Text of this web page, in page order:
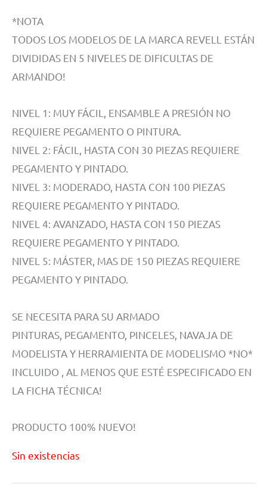
*NOTA
TODOS LOS MODELOS DE LA MARCA REVELL ESTÁN
DIVIDIDAS EN 5 NIVELES DE DIFICULTAS DE
ARMANDO!
NIVEL 1: MUY FÁCIL, ENSAMBLE A PRESIÓN NO
REQUIERE PEGAMENTO O PINTURA.
NIVEL 2: FÁCIL, HASTA CON 30 PIEZAS REQUIERE
PEGAMENTO Y PINTADO.
NIVEL 3: MODERADO, HASTA CON 100 PIEZAS
REQUIERE PEGAMENTO Y PINTADO.
NIVEL 4: AVANZADO, HASTA CON 150 PIEZAS
REQUIERE PEGAMENTO Y PINTADO.
NIVEL 5: MÁSTER, MAS DE 150 PIEZAS REQUIERE
PEGAMENTO Y PINTADO.
SE NECESITA PARA SU ARMADO
PINTURAS, PEGAMENTO, PINCELES, NAVAJA DE
MODELISTA Y HERRAMIENTA DE MODELISMO *NO*
INCLUIDO , AL MENOS QUE ESTÉ ESPECIFICADO EN
LA FICHA TÉCNICA!
PRODUCTO 100% NUEVO!
Sin existencias